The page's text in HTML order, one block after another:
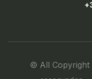
© All Copyright